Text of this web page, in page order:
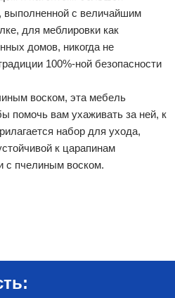
выполненной с величайшим
для меблировки как
домов, никогда не
100%-ной безопасности
воском, эта мебель
помочь вам ухаживать за ней, к
набор для ухода,
к царапинам
с пчелиным воском.